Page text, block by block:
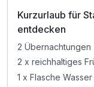
Kurzurlaub für
entdecken
2 Übernachtungen
2 x reichhaltiges
1 x Flasche